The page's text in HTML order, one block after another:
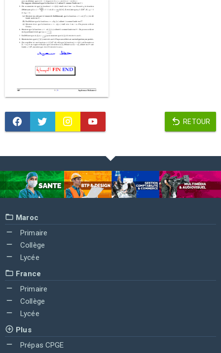
RETOUR
Maroc
Primaire
Collège
Lycée
France
Primaire
Collège
Lycée
Plus
Prépas CPGE